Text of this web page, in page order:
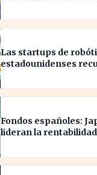
Las startups de
estadounidenses
Fondos españoles:
lideran la